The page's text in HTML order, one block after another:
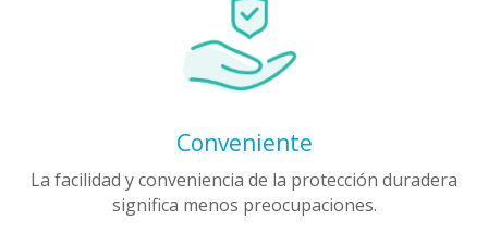
Conveniente
La facilidad y conveniencia de la protección duradera
significa menos preocupaciones.